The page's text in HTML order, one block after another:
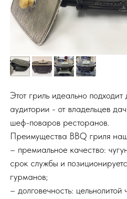
Этот гриль идеально
аудитории - от владельцев
шеф-поваров ресторанов.
Преимущества BBQ гриля
– премиальное качество:
срок службы и
гурманов;
– долговечность: цельнолитой